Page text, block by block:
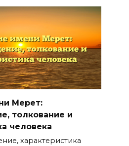
Мерет:
толкование и
человека
характеристика